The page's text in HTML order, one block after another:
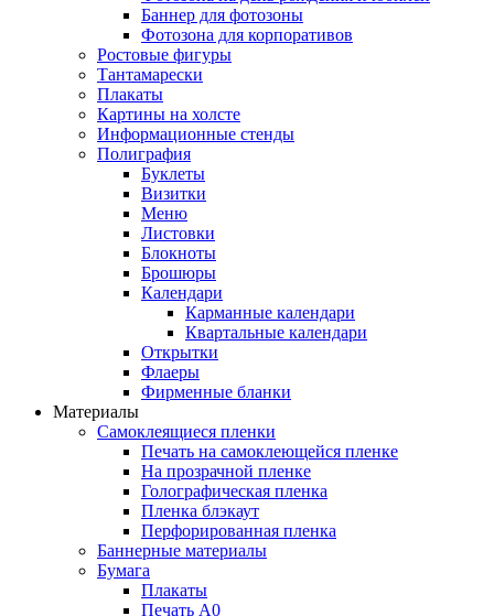
Баннер для фотозоны
Фотозона для корпоративов
Ростовые фигуры
Тантамарески
Плакаты
Картины на холсте
Информационные стенды
Полиграфия
Буклеты
Визитки
Меню
Листовки
Блокноты
Брошюры
Календари
Карманные календари
Квартальные календари
Открытки
Флаеры
Фирменные бланки
Материалы
Самоклеящиеся пленки
Печать на самоклеющейся пленке
На прозрачной пленке
Голографическая пленка
Пленка блэкаут
Перфорированная пленка
Баннерные материалы
Бумага
Плакаты
Печать А0